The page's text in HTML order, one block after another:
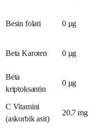
Besin folati 0 µg
Beta Karoten 0 µg
Beta
kriptoksantin
0 µg
C Vitamini
(askorbik asit)
20.7 mg